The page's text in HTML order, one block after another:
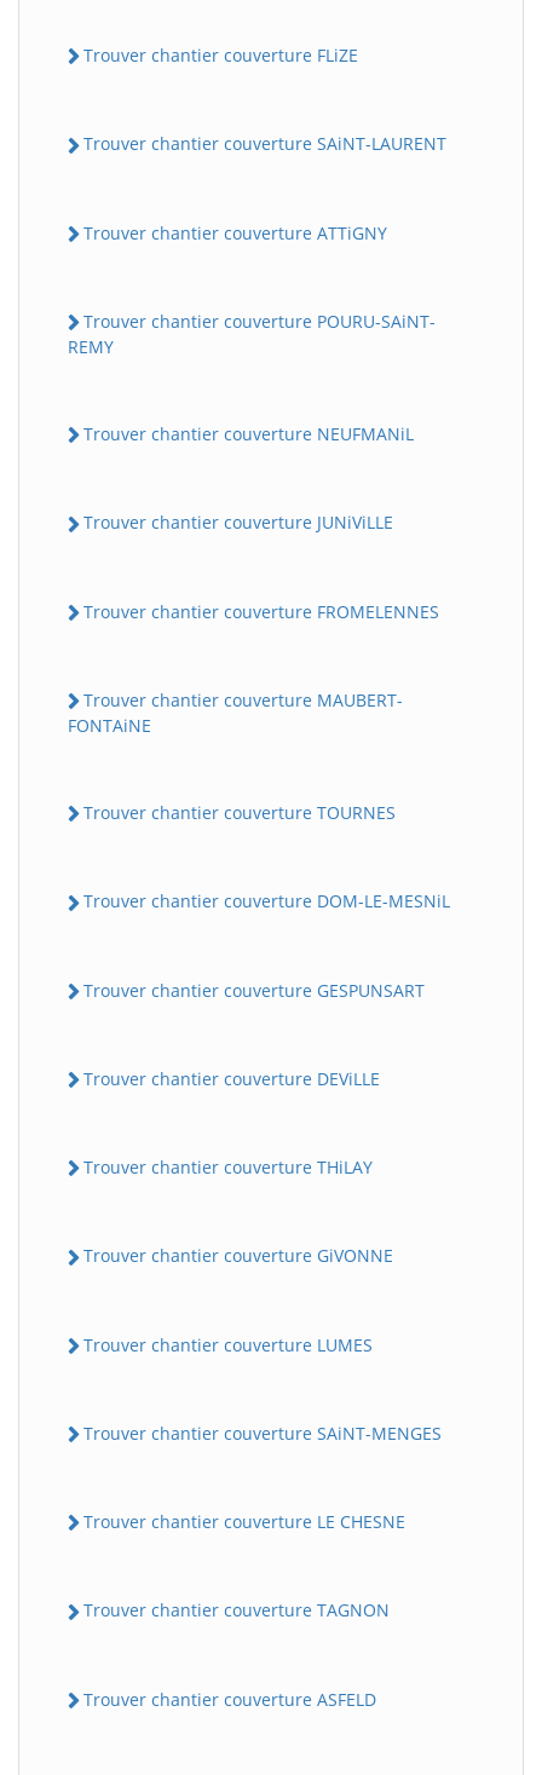
Trouver chantier couverture FLiZE
Trouver chantier couverture SAiNT-LAURENT
Trouver chantier couverture ATTiGNY
Trouver chantier couverture POURU-SAiNT-
REMY
Trouver chantier couverture NEUFMANiL
Trouver chantier couverture JUNiViLLE
Trouver chantier couverture FROMELENNES
Trouver chantier couverture MAUBERT-
FONTAiNE
Trouver chantier couverture TOURNES
Trouver chantier couverture DOM-LE-MESNiL
Trouver chantier couverture GESPUNSART
Trouver chantier couverture DEViLLE
Trouver chantier couverture THiLAY
Trouver chantier couverture GiVONNE
Trouver chantier couverture LUMES
Trouver chantier couverture SAiNT-MENGES
Trouver chantier couverture LE CHESNE
Trouver chantier couverture TAGNON
Trouver chantier couverture ASFELD